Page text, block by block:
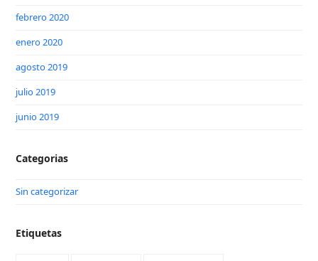
febrero 2020
enero 2020
agosto 2019
julio 2019
junio 2019
Categorias
Sin categorizar
Etiquetas